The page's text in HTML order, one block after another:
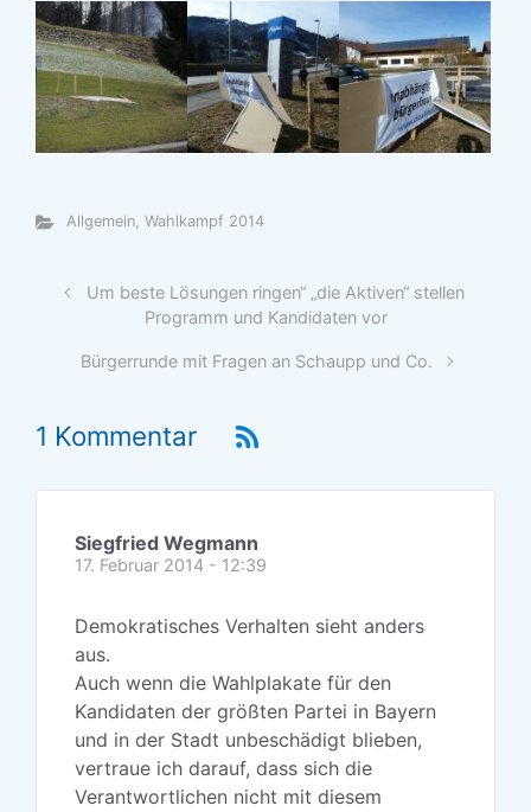
Allgemein, Wahlkampf 2014
Um beste Lösungen ringen“ „die Aktiven“ stellen
Programm und Kandidaten vor
Bürgerrunde mit Fragen an Schaupp und Co.
1 Kommentar
Siegfried Wegmann
17. Februar 2014 - 12:39
Demokratisches Verhalten sieht anders
aus.
Auch wenn die Wahlplakate für den
Kandidaten der größten Partei in Bayern
und in der Stadt unbeschädigt blieben,
vertraue ich darauf, dass sich die
Verantwortlichen nicht mit diesem